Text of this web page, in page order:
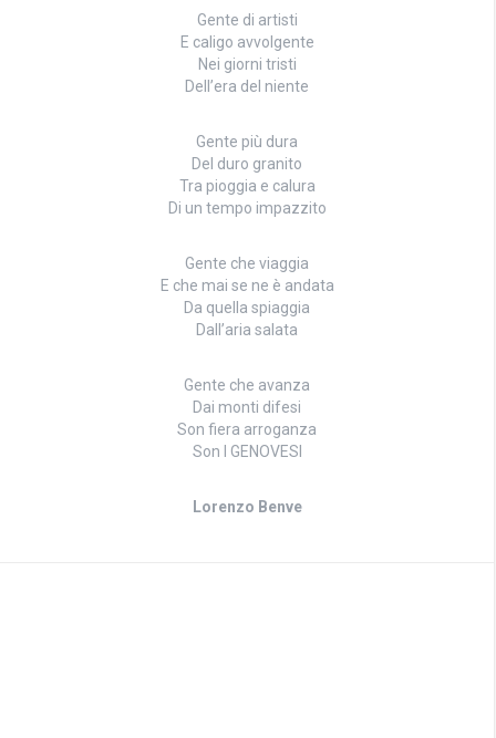
Gente di artisti
E caligo avvolgente
Nei giorni tristi
Dell’era del niente
Gente più dura
Del duro granito
Tra pioggia e calura
Di un tempo impazzito
Gente che viaggia
E che mai se ne è andata
Da quella spiaggia
Dall’aria salata
Gente che avanza
Dai monti difesi
Son fiera arroganza
Son I GENOVESI
Lorenzo Benve